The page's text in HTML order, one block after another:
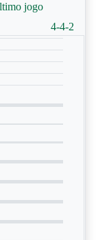
jogo
4-4-2